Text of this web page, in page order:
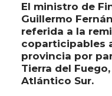
El ministro de
Guillermo
referida a la
coparticipables
provincia por
Tierra del
Atlántico Sur.